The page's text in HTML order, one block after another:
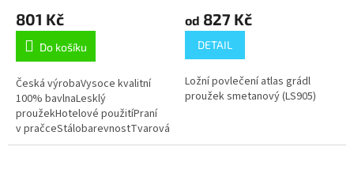
Knoflíkové
801 Kč
Do košíku
Česká výrobaVysoce kvalitní
100% bavlnaLesklý
proužekHotelové použitíPraní
v pračceStálobarevnostTvarová
stálostMožnost úpravy na míru
od 827 Kč
DETAIL
Ložní povlečení atlas grádl
proužek smetanový (LS905)